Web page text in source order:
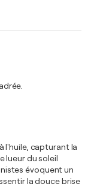
l'huile, capturant la
lueur du soleil
évoquent un
la douce brise